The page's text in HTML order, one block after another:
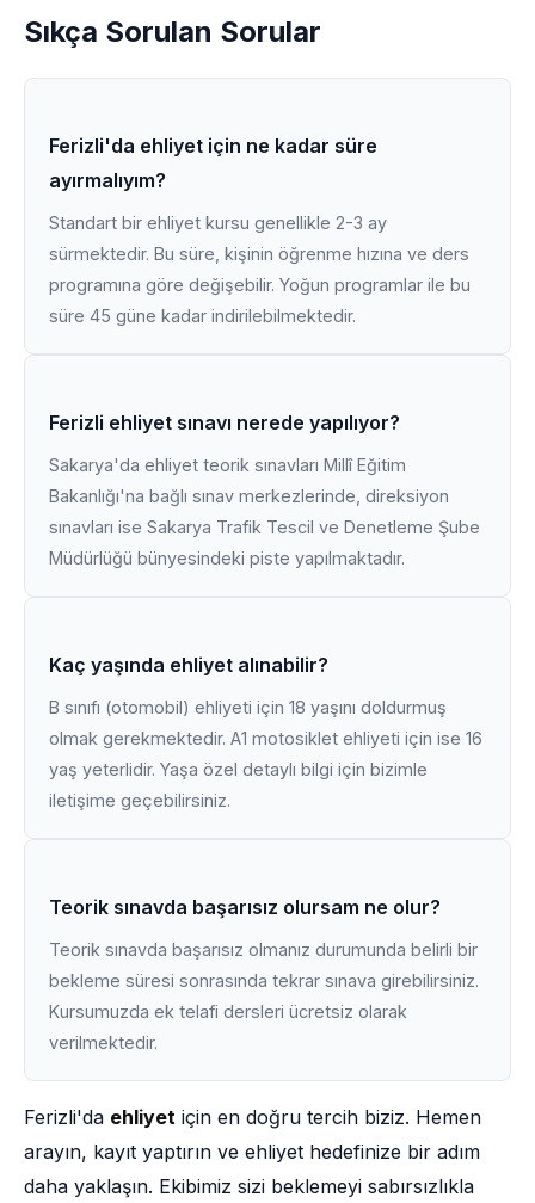
Sıkça Sorulan Sorular
Ferizli'da ehliyet için ne kadar süre
ayırmalıyım?
Standart bir ehliyet kursu genellikle 2-3 ay
sürmektedir. Bu süre, kişinin öğrenme hızına ve ders
programına göre değişebilir. Yoğun programlar ile bu
süre 45 güne kadar indirilebilmektedir.
Ferizli ehliyet sınavı nerede yapılıyor?
Sakarya'da ehliyet teorik sınavları Millî Eğitim
Bakanlığı'na bağlı sınav merkezlerinde, direksiyon
sınavları ise Sakarya Trafik Tescil ve Denetleme Şube
Müdürlüğü bünyesindeki piste yapılmaktadır.
Kaç yaşında ehliyet alınabilir?
B sınıfı (otomobil) ehliyeti için 18 yaşını doldurmuş
olmak gerekmektedir. A1 motosiklet ehliyeti için ise 16
yaş yeterlidir. Yaşa özel detaylı bilgi için bizimle
iletişime geçebilirsiniz.
Teorik sınavda başarısız olursam ne olur?
Teorik sınavda başarısız olmanız durumunda belirli bir
bekleme süresi sonrasında tekrar sınava girebilirsiniz.
Kursumuzda ek telafi dersleri ücretsiz olarak
verilmektedir.
Ferizli'da ehliyet için en doğru tercih biziz. Hemen
arayın, kayıt yaptırın ve ehliyet hedefinize bir adım
daha yaklaşın. Ekibimiz sizi beklemeyi sabırsızlıkla